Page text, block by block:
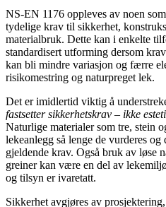
NS-EN 1176 oppleves av noen
tydelige krav til sikkerhet,
materialbruk. Dette kan i enkelte
standardisert utforming dersom
kan bli mindre variasjon og færre
risikomestring og naturpreget lek.
Det er imidlertid viktig å
fastsetter sikkerhetskrav – ikke
Naturlige materialer som tre, stein
lekeanlegg så lenge de vurderes
gjeldende krav. Også bruk av løse
greiner kan være en del av
og tilsyn er ivaretatt.
Sikkerhet avgjøres av